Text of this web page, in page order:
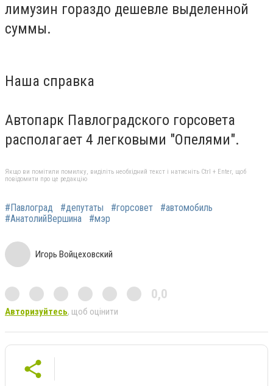
лимузин гораздо дешевле выделенной
суммы.
Наша справка
Автопарк Павлоградского горсовета
располагает 4 легковыми "Опелями".
Якщо ви помітили помилку, виділіть необхідний текст і натисніть Ctrl + Enter, щоб
повідомити про це редакцію
#Павлоград #депутаты #горсовет
#автомобиль
#АнатолийВершина
#мэр
Игорь Войцеховский
0,0
Авторизуйтесь, щоб оцінити